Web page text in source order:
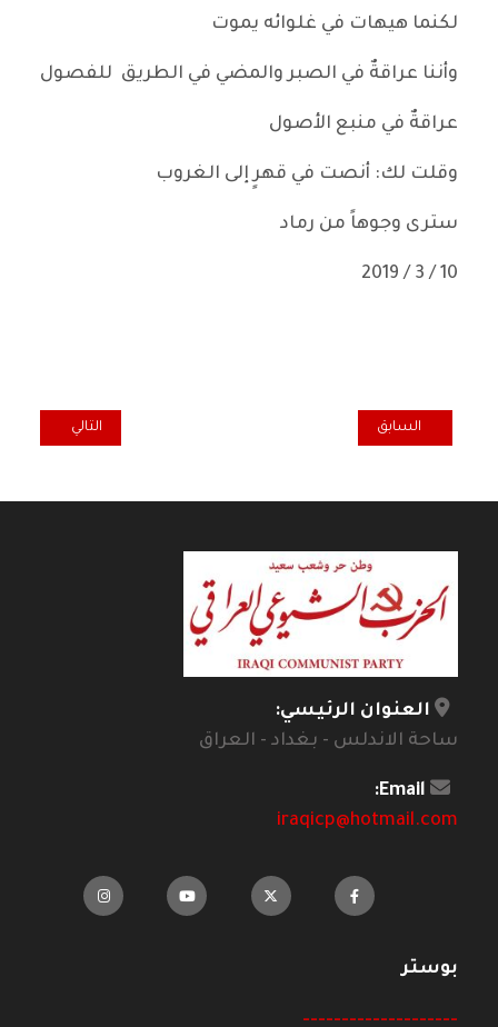
لكنما هيهات في غلوائه يموت
وأننا عراقةٌ في الصبر والمضي في الطريق للفصول
عراقةٌ في منبع الأصول
وقلت لك: أنصت في قهرٍ إلى الغروب
سترى وجوهاً من رماد
10 / 3 / 2019
المقال السابق: الشرطة المجتمعية وظاهرة العنف الاسري
السابق المقال التالي:
التالي
العنوان الرئيسي:
ساحة الاندلس - بغداد - العراق
Email:
iraqicp@hotmail.com
بوستر
--------------------